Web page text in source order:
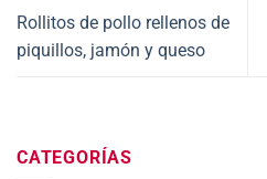
Rollitos de pollo rellenos de
piquillos, jamón y queso
CATEGORÍAS